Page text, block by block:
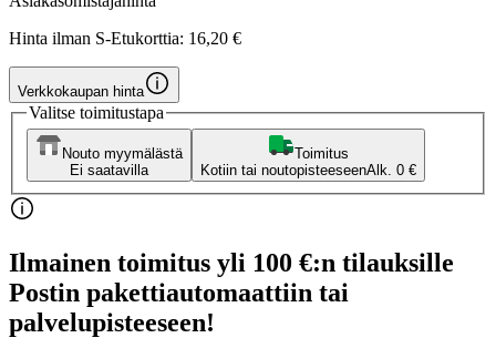
Hinta ilman S-Etukorttia: 16,20 €
Verkkokaupan hinta
Valitse toimitustapa
Nouto myymälästä
Ei saatavilla
Toimitus
Kotiin tai noutopisteeseenAlk. 0 €
Ilmainen toimitus yli 100 €:n tilauksille
Postin pakettiautomaattiin tai
palvelupisteeseen!